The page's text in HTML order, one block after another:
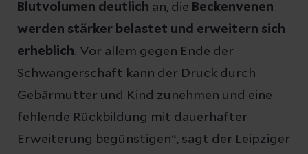
Blutvolumen deutlich an, die Beckenvenen
werden stärker belastet und erweitern sich
erheblich. Vor allem gegen Ende der
Schwangerschaft kann der Druck durch
Gebärmutter und Kind zunehmen und eine
fehlende Rückbildung mit dauerhafter
Erweiterung begünstigen“, sagt der Leipziger